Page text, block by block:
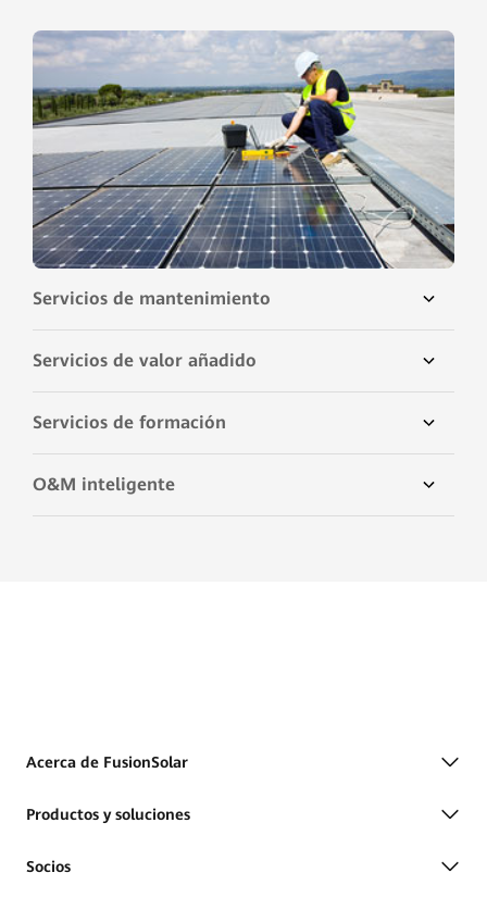
Servicios de mantenimiento
Servicios de valor añadido
Servicios de formación
O&M inteligente
Acerca de FusionSolar
Productos y soluciones
Socios